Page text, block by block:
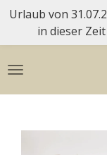
Zum
Hauptinhalt
springen
Urlaub von
in dieser